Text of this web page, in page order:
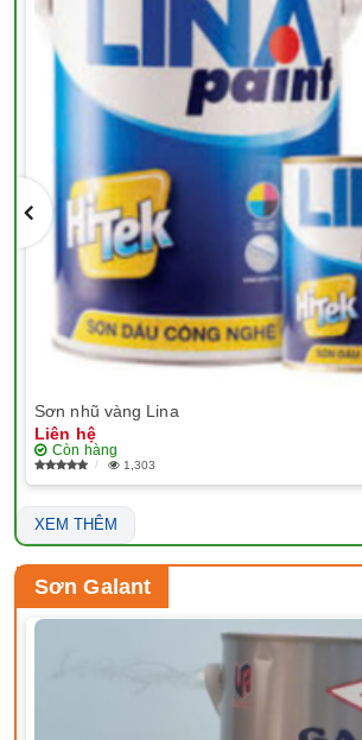
Sơn nhũ vàng Lina
Liên hệ
Còn hàng
1,303
XEM THÊM
Sơn Galant